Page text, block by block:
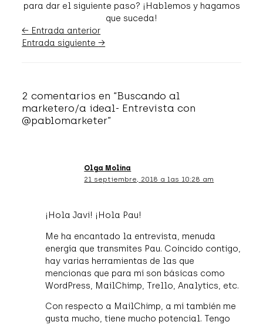
para dar el siguiente paso? ¡Hablemos y hagamos
que suceda!
← Entrada anterior
Entrada siguiente→
2 comentarios en “Buscando al
marketero/a ideal- Entrevista con
@pablomarketer”
Olga Molina
21 septiembre, 2018 a las 10:28 am
¡Hola Javi! ¡Hola Pau!
Me ha encantado la entrevista, menuda
energía que transmites Pau. Coincido contigo,
hay varias herramientas de las que
mencionas que para mí son básicas como
WordPress, MailChimp, Trello, Analytics, etc.
Con respecto a MailChimp, a mí también me
gusta mucho, tiene mucho potencial. Tengo